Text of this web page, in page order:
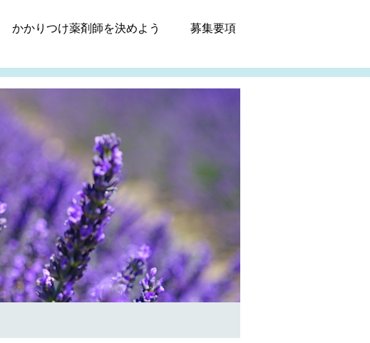
かかりつけ薬剤師を決めよう 募集要項